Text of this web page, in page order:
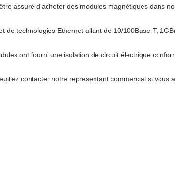
assuré d'acheter des modules magnétiques dans
technologies Ethernet allant de 10/100Base-T,
ont fourni une isolation de circuit électrique
contacter notre représentant commercial si vous